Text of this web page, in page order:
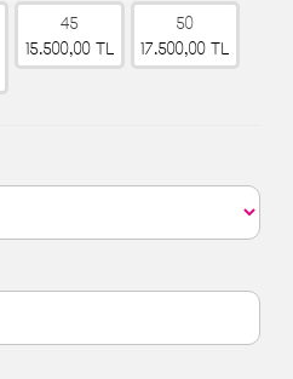
45
15.500,00 TL
50
17.500,00 TL